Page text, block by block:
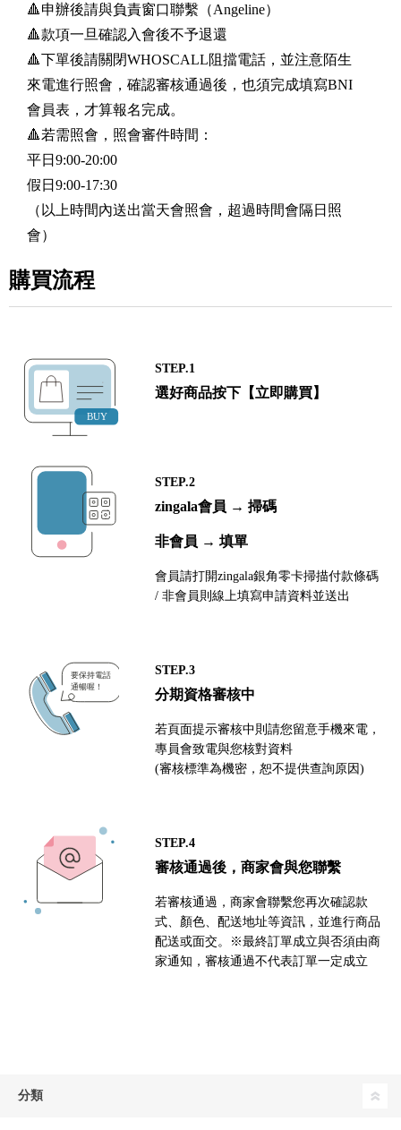
🔺申辦後請與負責窗口聯繫（Angeline）
🔺款項一旦確認入會後不予退還
🔺下單後請關閉WHOSCALL阻擋電話，並注意陌生
來電進行照會，確認審核通過後，也須完成填寫BNI
會員表，才算報名完成。
🔺若需照會，照會審件時間：
平日9:00-20:00
假日9:00-17:30
（以上時間內送出當天會照會，超過時間會隔日照
會）
購買流程
STEP.1
選好商品按下【立即購買】
STEP.2
zingala會員 → 掃碼
非會員 → 填單
會員請打開zingala銀角零卡掃描付款條碼
/ 非會員則線上填寫申請資料並送出
STEP.3
分期資格審核中
若頁面提示審核中則請您留意手機來電，
專員會致電與您核對資料
(審核標準為機密，恕不提供查詢原因)
STEP.4
審核通過後，商家會與您聯繫
若審核通過，商家會聯繫您再次確認款
式、顏色、配送地址等資訊，並進行商品
配送或面交。※最終訂單成立與否須由商
家通知，審核通過不代表訂單一定成立
分類